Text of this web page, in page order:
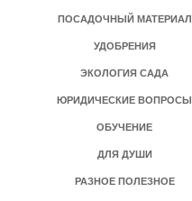
ПОСАДОЧНЫЙ МАТЕРИАЛ
УДОБРЕНИЯ
ЭКОЛОГИЯ САДА
ЮРИДИЧЕСКИЕ ВОПРОСЫ
ОБУЧЕНИЕ
ДЛЯ ДУШИ
РАЗНОЕ ПОЛЕЗНОЕ